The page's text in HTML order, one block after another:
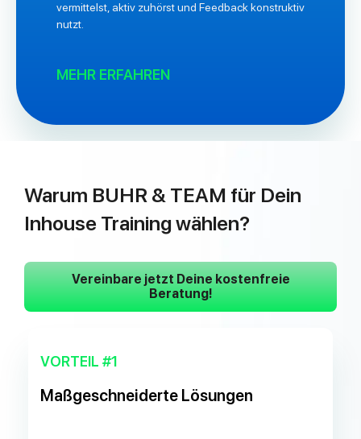
vermittelst, aktiv zuhörst und Feedback konstruktiv
nutzt.
MEHR ERFAHREN
Warum BUHR & TEAM für Dein
Inhouse Training wählen?
Vereinbare jetzt Deine kostenfreie
Beratung!
VORTEIL #1
Maßgeschneiderte Lösungen